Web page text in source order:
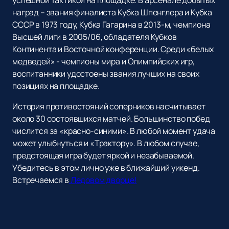
наград – звания финалиста Кубка Шпенглера и Кубка
СССР в 1973 году, Кубка Гагарина в 2013-м, чемпиона
Высшей лиги в 2005/06, обладателя Кубков
Континента и Восточной конференции. Среди «белых
медведей» - чемпионы мира и Олимпийских игр,
воспитанники удостоены звания лучших на своих
позициях на площадке.
История противостояний соперников насчитывает
около 30 состоявшихся матчей. Большинство побед
числится за «красно-синими». В любой момент удача
может улыбнуться и «Трактору». В любом случае,
предстоящая игра будет яркой и незабываемой.
Убедитесь в этом лично уже в ближайший уикенд.
Встречаемся вЛедовом дворце!